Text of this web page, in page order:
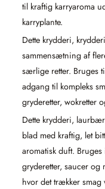
til kraftig karryaroma
karryplante.
Dette krydderi,
sammensætning af
særlige retter. Bruges
adgang til kompleks
gryderetter, wokretter
Dette krydderi,
blad med kraftig, let
aromatisk duft.
gryderetter, saucer og
hvor det trækker smag